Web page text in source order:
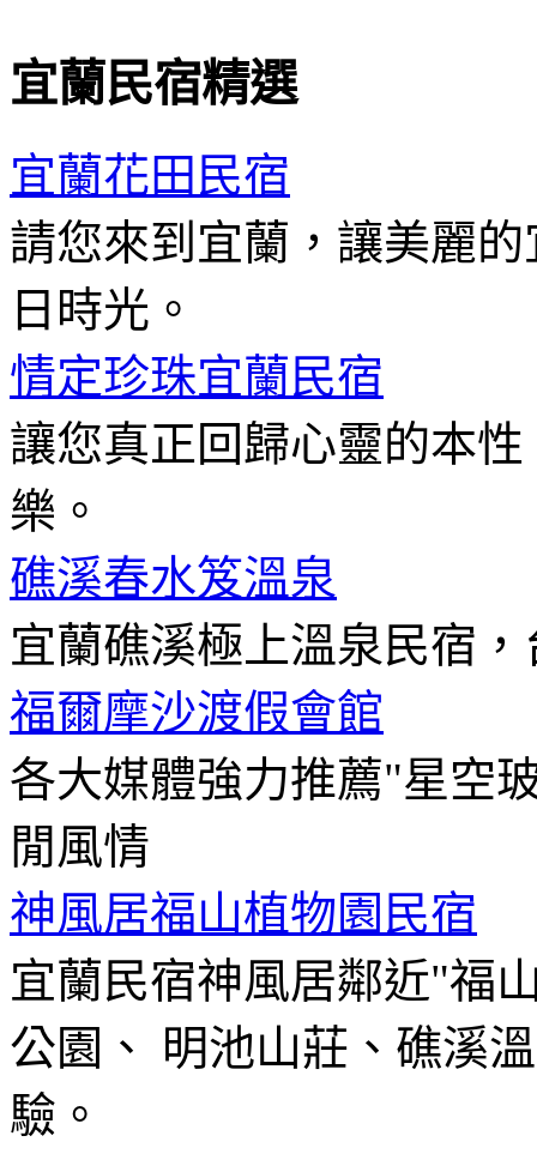
宜蘭民宿精選
宜蘭花田民宿
請您來到宜蘭，讓美麗
日時光。
情定珍珠宜蘭民宿
讓您真正回歸心靈的本
樂。
礁溪春水笈溫泉
宜蘭礁溪極上溫泉民宿
福爾摩沙渡假會館
各大媒體強力推薦"星空
閒風情
神風居福山植物園民宿
宜蘭民宿神風居鄰近"福
公園、 明池山莊、礁溪
驗。